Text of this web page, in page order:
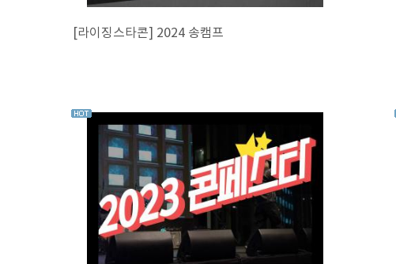
[라이징스타콘] 2024 송캠프